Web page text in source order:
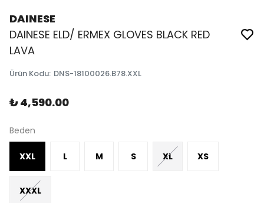
DAINESE
DAINESE ELD/ ERMEX GLOVES BLACK RED
LAVA
Ürün Kodu: DNS-18100026.B78.XXL
₺ 4,590.00
Beden
XXL L M S XL XS
XXXL